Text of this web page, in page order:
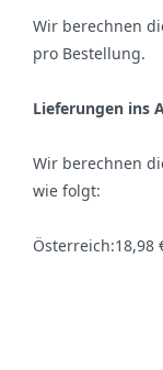
Wir berechnen
pro Bestellung.
Lieferungen ins
Wir berechnen
wie folgt:
Österreich:18,98